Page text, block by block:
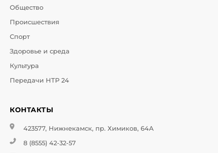
Общество
Происшествия
Спорт
Здоровье и среда
Культура
Передачи НТР 24
КОНТАКТЫ
423577, Нижнекамск, пр. Химиков, 64А
8 (8555) 42-32-57